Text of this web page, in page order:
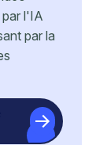
par l'IA
par la